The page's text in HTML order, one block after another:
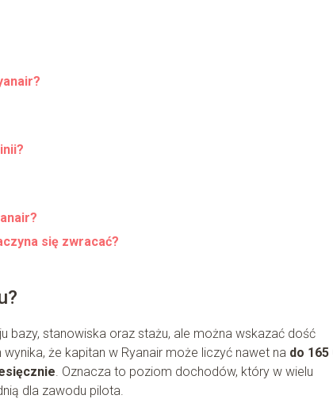
się zwracać?
bazy, stanowiska oraz stażu, ale można wskazać dość
że kapitan w Ryanair może liczyć nawet na do 165
. Oznacza to poziom dochodów, który w wielu
dla zawodu pilota.